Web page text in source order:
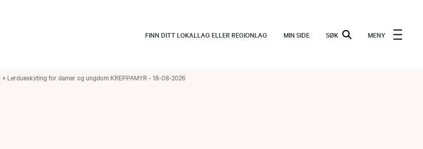
FINN DITT LOKALLAG ELLER REGIONLAG MIN SIDE SØK MENY
Lerdueskyting for damer og ungdom KREPPAMYR - 18-08-2026